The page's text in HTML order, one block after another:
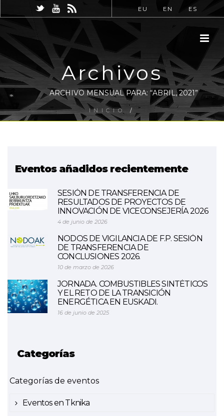
EU EN ES
Archivos
ARCHIVO MENSUAL PARA: “ABRIL, 2021”
INICIO /
Eventos añadidos recientemente
SESIÓN DE TRANSFERENCIA DE
RESULTADOS DE PROYECTOS DE
INNOVACIÓN DE VICECONSEJERÍA 2026
4 de junio de 2026
NODOS DE VIGILANCIA DE F.P. SESIÓN
DE TRANSFERENCIA DE
CONCLUSIONES 2026.
10 de marzo de 2026
JORNADA. COMBUSTIBLES SINTÉTICOS
Y EL RETO DE LA TRANSICIÓN
ENERGÉTICA EN EUSKADI.
16 de junio de 2025
Categorías
Categorías de eventos
Eventos en Tknika